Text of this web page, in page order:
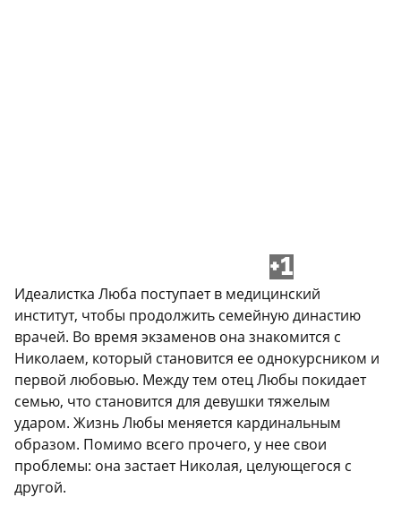
+1
Идеалистка Люба поступает в медицинский
институт, чтобы продолжить семейную династию
врачей. Во время экзаменов она знакомится с
Николаем, который становится ее однокурсником и
первой любовью. Между тем отец Любы покидает
семью, что становится для девушки тяжелым
ударом. Жизнь Любы меняется кардинальным
образом. Помимо всего прочего, у нее свои
проблемы: она застает Николая, целующегося с
другой.